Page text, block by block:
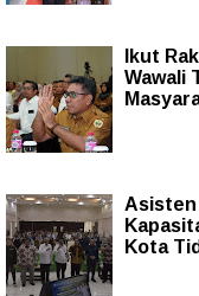
Ikut
Wawali
Asisten
Kota